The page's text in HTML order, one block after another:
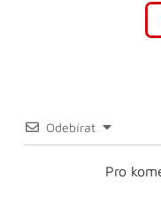
Odebírat
Pro